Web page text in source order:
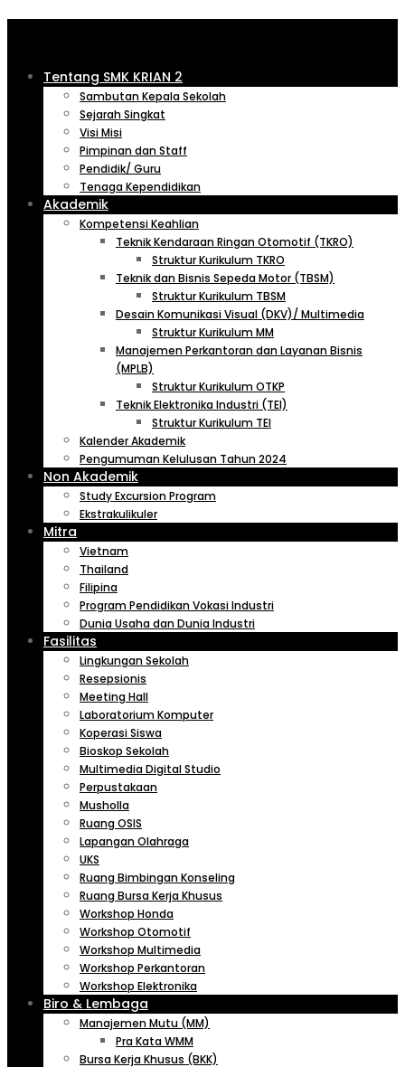
Tentang SMK KRIAN 2
Sambutan Kepala Sekolah
Sejarah Singkat
Visi Misi
Pimpinan dan Staff
Pendidik/ Guru
Tenaga Kependidikan
Akademik
Kompetensi Keahlian
Teknik Kendaraan Ringan Otomotif (TKRO)
Struktur Kurikulum TKRO
Teknik dan Bisnis Sepeda Motor (TBSM)
Struktur Kurikulum TBSM
Desain Komunikasi Visual (DKV)/ Multimedia
Struktur Kurikulum MM
Manajemen Perkantoran dan Layanan Bisnis
(MPLB)
Struktur Kurikulum OTKP
Teknik Elektronika Industri (TEI)
Struktur Kurikulum TEI
Kalender Akademik
Pengumuman Kelulusan Tahun 2024
Non Akademik
Study Excursion Program
Ekstrakulikuler
Mitra
Vietnam
Thailand
Filipina
Program Pendidikan Vokasi Industri
Dunia Usaha dan Dunia Industri
Fasilitas
Lingkungan Sekolah
Resepsionis
Meeting Hall
Laboratorium Komputer
Koperasi Siswa
Bioskop Sekolah
Multimedia Digital Studio
Perpustakaan
Musholla
Ruang OSIS
Lapangan Olahraga
UKS
Ruang Bimbingan Konseling
Ruang Bursa Kerja Khusus
Workshop Honda
Workshop Otomotif
Workshop Multimedia
Workshop Perkantoran
Workshop Elektronika
Biro & Lembaga
Manajemen Mutu (MM)
Pra Kata WMM
Bursa Kerja Khusus (BKK)